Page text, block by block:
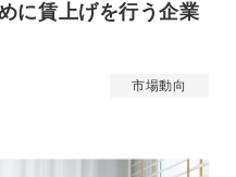
に賃上げを行う企業
市場動向